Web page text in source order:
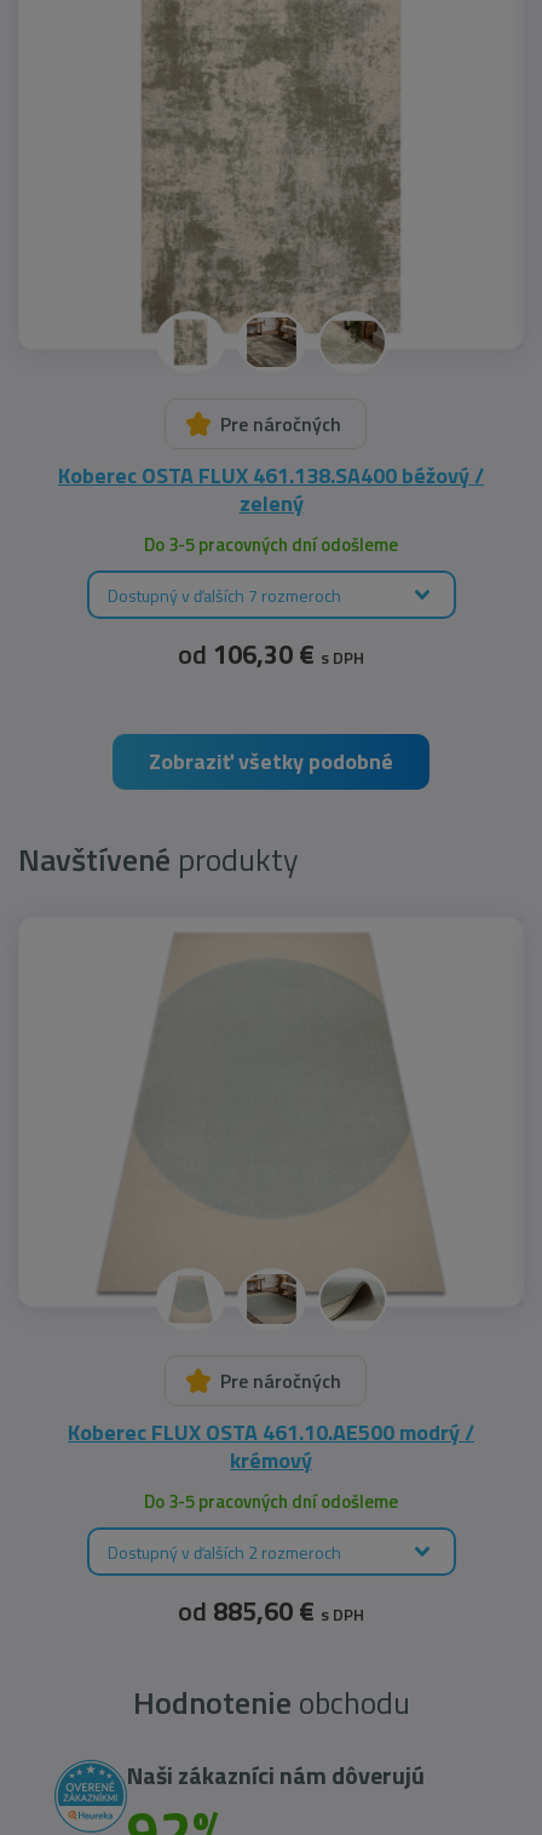
Pre náročných
Koberec OSTA FLUX 461.138.SA400 béžový /
zelený
Do 3-5 pracovných dní odošleme
Dostupný v ďalších 7 rozmeroch
od 106,30 € s DPH
Zobraziť všetky podobné
Navštívené produkty
Pre náročných
Koberec FLUX OSTA 461.10.AE500 modrý /
krémový
Do 3-5 pracovných dní odošleme
Dostupný v ďalších 2 rozmeroch
od 885,60 € s DPH
Hodnotenie obchodu
Naši zákazníci nám dôverujú